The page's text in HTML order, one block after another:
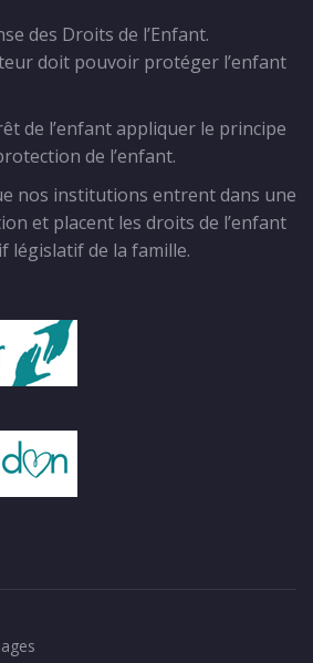
des Droits de l’Enfant.
doit pouvoir protéger l’enfant
de l’enfant appliquer le principe
de l’enfant.
nos institutions entrent dans une
et placent les droits de l’enfant
législatif de la famille.